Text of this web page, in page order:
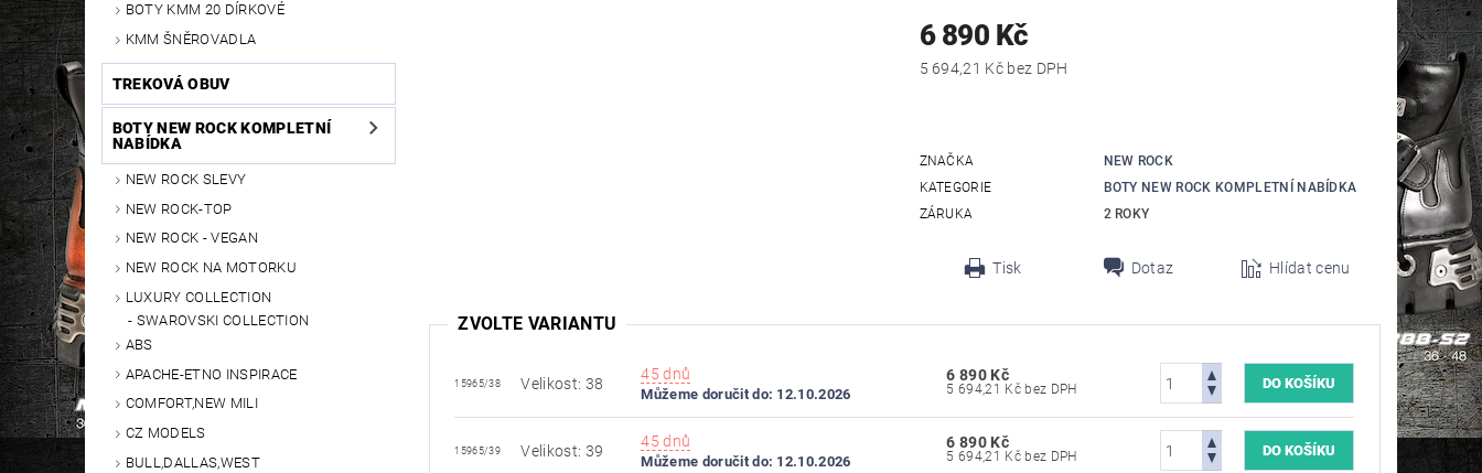
BOTY KMM 20 DÍRKOVÉ
KMM ŠNĚROVADLA
TREKOVÁ OBUV
BOTY NEW ROCK KOMPLETNÍ
NABÍDKA
NEW ROCK SLEVY
NEW ROCK-TOP
NEW ROCK - VEGAN
NEW ROCK NA MOTORKU
LUXURY COLLECTION
SWAROVSKI COLLECTION
ABS
APACHE-ETNO INSPIRACE
COMFORT,NEW MILI
CZ MODELS
BULL,DALLAS,WEST
6 890 Kč
5 694,21 Kč bez DPH
ZNAČKA
NEW ROCK
KATEGORIE
BOTY NEW ROCK KOMPLETNÍ NABÍDKA
ZÁRUKA
2 ROKY
Tisk Dotaz Hlídat cenu
ZVOLTE VARIANTU
15965/38 Velikost: 38
45 dnů
Můžeme doručit do: 12.10.2026
6 890 Kč
5 694,21 Kč bez DPH
15965/39 Velikost: 39
45 dnů
Můžeme doručit do: 12.10.2026
6 890 Kč
5 694,21 Kč bez DPH